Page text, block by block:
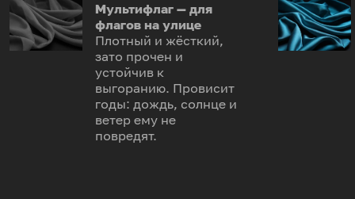
Мультифлаг — для
флагов на улице
Плотный и жёсткий,
зато прочен и
устойчив к
выгоранию. Провисит
годы: дождь, солнце и
ветер ему не
повредят.